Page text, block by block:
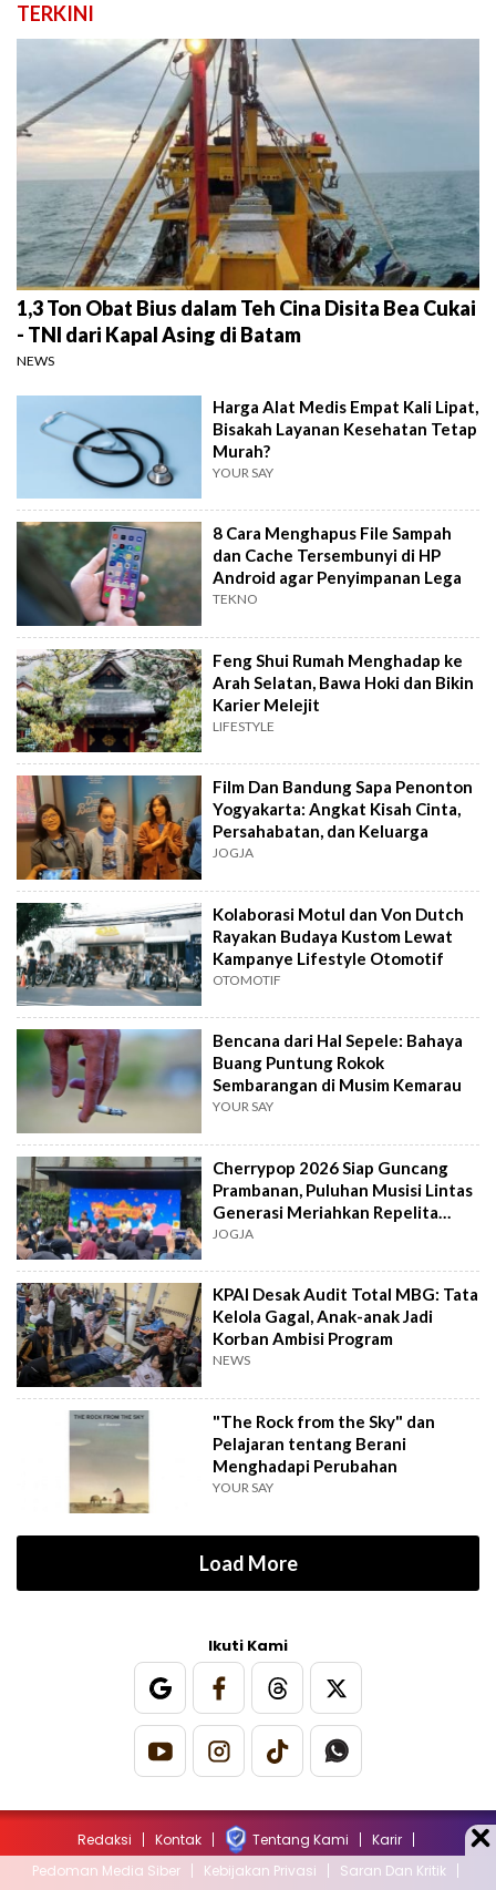
TERKINI
1,3 Ton Obat Bius dalam Teh Cina Disita Bea Cukai
- TNI dari Kapal Asing di Batam
NEWS
Harga Alat Medis Empat Kali Lipat,
Bisakah Layanan Kesehatan Tetap
Murah?
YOUR SAY
8 Cara Menghapus File Sampah
dan Cache Tersembunyi di HP
Android agar Penyimpanan Lega
TEKNO
Feng Shui Rumah Menghadap ke
Arah Selatan, Bawa Hoki dan Bikin
Karier Melejit
LIFESTYLE
Film Dan Bandung Sapa Penonton
Yogyakarta: Angkat Kisah Cinta,
Persahabatan, dan Keluarga
JOGJA
Kolaborasi Motul dan Von Dutch
Rayakan Budaya Kustom Lewat
Kampanye Lifestyle Otomotif
OTOMOTIF
Bencana dari Hal Sepele: Bahaya
Buang Puntung Rokok
Sembarangan di Musim Kemarau
YOUR SAY
Cherrypop 2026 Siap Guncang
Prambanan, Puluhan Musisi Lintas
Generasi Meriahkan Repelita
Musik
JOGJA
KPAI Desak Audit Total MBG: Tata
Kelola Gagal, Anak-anak Jadi
Korban Ambisi Program
NEWS
"The Rock from the Sky" dan
Pelajaran tentang Berani
Menghadapi Perubahan
YOUR SAY
Load More
Ikuti Kami
Redaksi Kontak Tentang Kami
Karir
Pedoman Media Siber
Kebijakan Privasi Saran Dan Kritik